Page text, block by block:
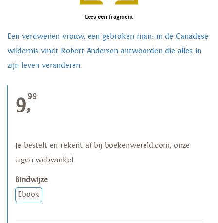
Lees een fragment
Een verdwenen vrouw, een gebroken man: in de Canadese
wildernis vindt Robert Andersen antwoorden die alles in
zijn leven veranderen.
9,99
Je bestelt en rekent af bij boekenwereld.com, onze
eigen webwinkel.
Bindwijze
Ebook